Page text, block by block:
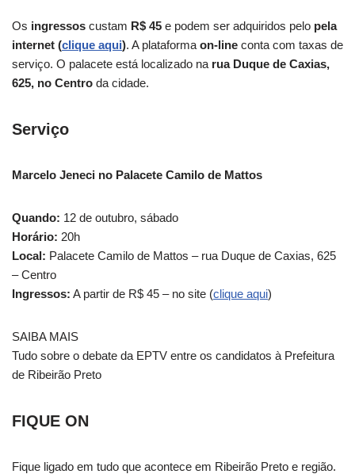
Os ingressos custam R$ 45 e podem ser adquiridos pelo pela
internet (clique aqui). A plataforma on-line conta com taxas de
serviço. O palacete está localizado na rua Duque de Caxias,
625, no Centro da cidade.
Serviço
Marcelo Jeneci no Palacete Camilo de Mattos
Quando: 12 de outubro, sábado
Horário: 20h
Local: Palacete Camilo de Mattos – rua Duque de Caxias, 625
– Centro
Ingressos: A partir de R$ 45 – no site (clique aqui)
SAIBA MAIS
Tudo sobre o debate da EPTV entre os candidatos à Prefeitura
de Ribeirão Preto
FIQUE ON
Fique ligado em tudo que acontece em Ribeirão Preto e região.